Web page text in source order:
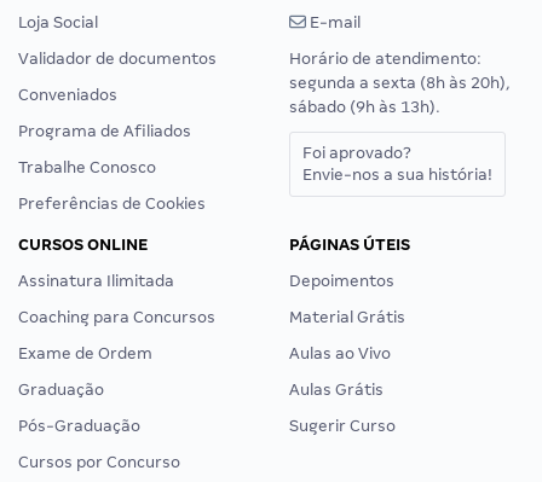
Loja Social
Validador de documentos
Conveniados
Programa de Afiliados
Trabalhe Conosco
Preferências de Cookies
E-mail
Horário de atendimento:
segunda a sexta (8h às 20h),
sábado (9h às 13h).
Foi aprovado?
Envie-nos a sua história!
CURSOS ONLINE
Assinatura Ilimitada
Coaching para Concursos
Exame de Ordem
Graduação
Pós-Graduação
Cursos por Concurso
PÁGINAS ÚTEIS
Depoimentos
Material Grátis
Aulas ao Vivo
Aulas Grátis
Sugerir Curso